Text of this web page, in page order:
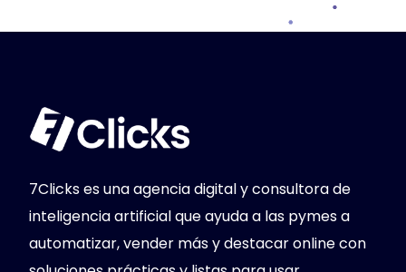
7Clicks es una agencia digital y consultora de
inteligencia artificial que ayuda a las pymes a
automatizar, vender más y destacar online con